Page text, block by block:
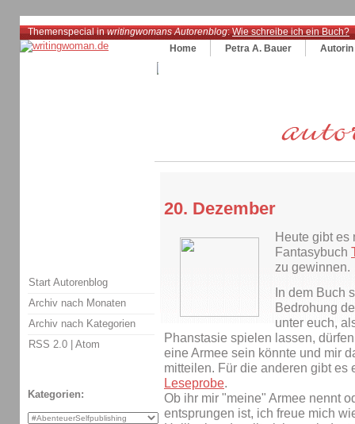
Themenspecial inwritingwomans Autorenblog:Wie schreibe ich ein Buch?
Home
Petra A. Bauer Autorin
20. Dezember
Heute gibt
Fantasybuch
zu gewinnen.
In dem Buch
Bedrohung
unter euch,
Phanstasie spielen lassen,
eine Armee sein könnte und mir
mitteilen. Für die anderen gibt es
Leseprobe.
Ob ihr mir "meine" Armee nennt
entsprungen ist, ich freue mich
Start Autorenblog
Archiv nach Monaten
Archiv nach Kategorien
RSS 2.0 | Atom
Kategorien: